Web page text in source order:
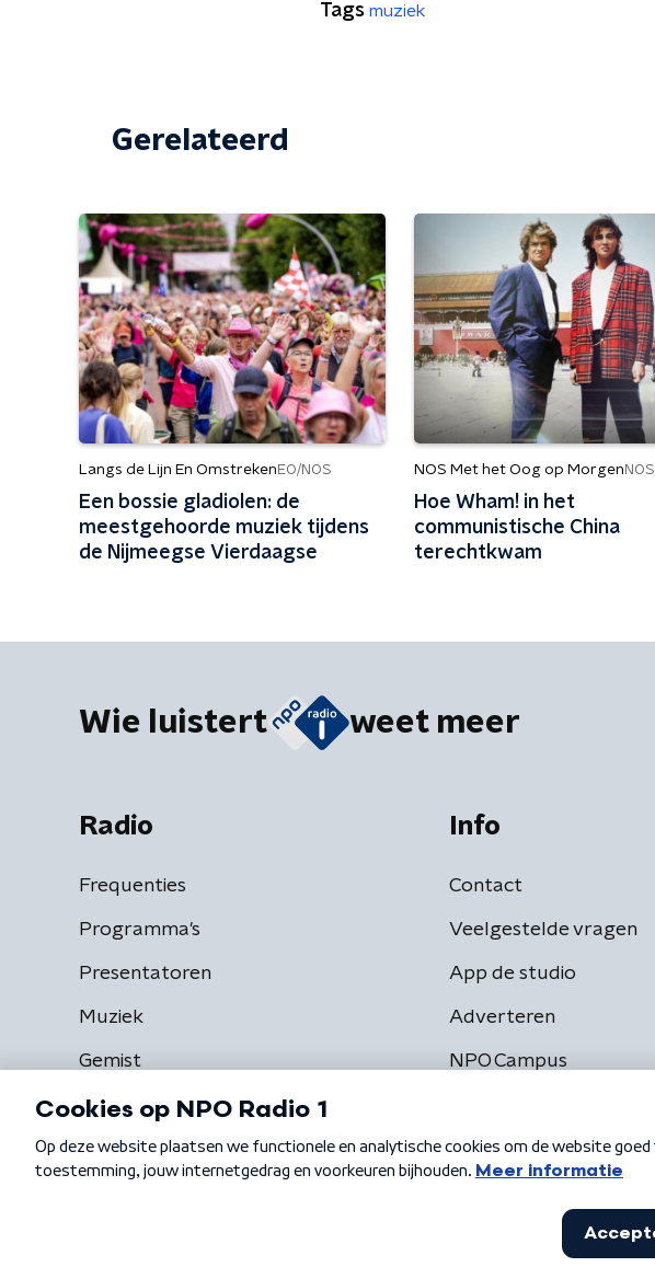
Tags muziek
Gerelateerd
Langs de Lijn En Omstreken EO/NOS
Een bossie gladiolen: de
meestgehoorde muziek tijdens
de Nijmeegse Vierdaagse
NOS Met het Oog op Morgen NOS
Hoe Wham! in het
communistische China
terechtkwam
Wie luistert weet meer
Radio
Frequenties
Programma's
Presentatoren
Muziek
Gemist
Info
Contact
Veelgestelde vragen
App de studio
Adverteren
NPO Campus
Algemene voorwaarden Privacybeleid